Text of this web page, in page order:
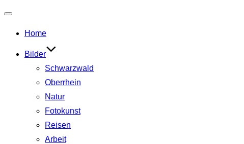
umschalten
Home
Bilder
Schwarzwald
Oberrhein
Natur
Fotokunst
Reisen
Arbeit